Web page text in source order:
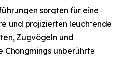
sorgten für eine
und projizierten leuchtende
Zugvögeln und
Chongmings unberührte